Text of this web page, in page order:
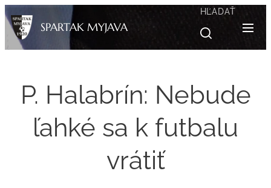
SPARTAK MYJAVA
HĽADAŤ
P. Halabrín: Nebude
ľahké sa k futbalu
vrátiť